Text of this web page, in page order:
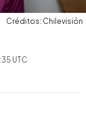
Créditos: Chilevisión
UTC